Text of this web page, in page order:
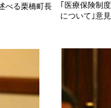
べる栗橋町長
｢医療保険制
について｣意